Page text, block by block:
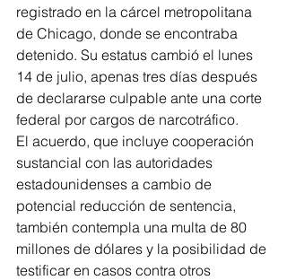
registrado en la cárcel metropolitana
de Chicago, donde se encontraba
detenido. Su estatus cambió el lunes
14 de julio, apenas tres días después
de declararse culpable ante una corte
federal por cargos de narcotráfico.
El acuerdo, que incluye cooperación
sustancial con las autoridades
estadounidenses a cambio de
potencial reducción de sentencia,
también contempla una multa de 80
millones de dólares y la posibilidad de
testificar en casos contra otros